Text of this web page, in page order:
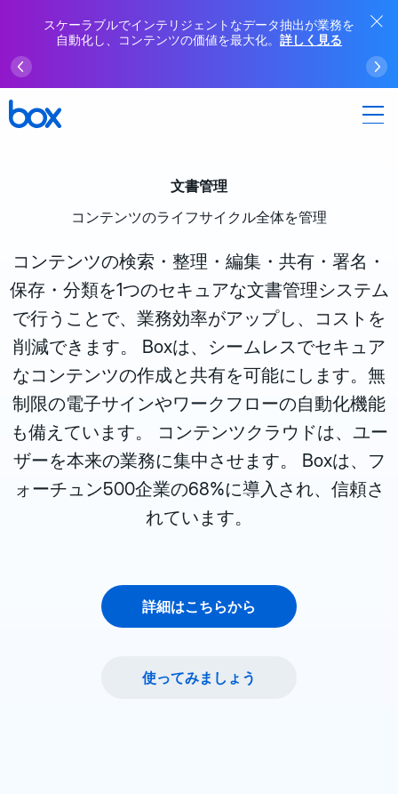
スケーラブルでインテリジェントなデータ抽出が業務を
自動化し、コンテンツの価値を最大化。 詳しく見る
文書管理
コンテンツのライフサイクル全体を管理
コンテンツの検索・整理・編集・共有・署名・
保存・分類を1つのセキュアな文書管理システム
で行うことで、業務効率がアップし、コストを
削減できます。 Boxは、シームレスでセキュア
なコンテンツの作成と共有を可能にします。無
制限の電子サインやワークフローの自動化機能
も備えています。 コンテンツクラウドは、ユー
ザーを本来の業務に集中させます。 Boxは、フ
ォーチュン500企業の68%に導入され、信頼さ
れています。
詳細はこちらから
使ってみましょう